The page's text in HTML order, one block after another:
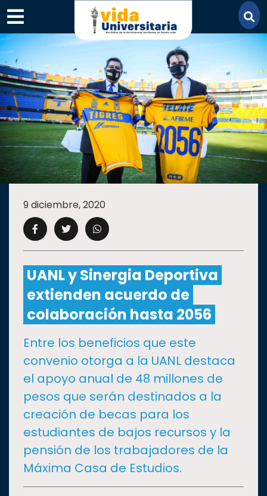
×
SECCIONES
ACADEMIA
CAMPUS UANL
CULTURA
DEPORTES
I+D+IEXPERTOS
SALUD
SUSTENTABILIDAD
9 diciembre, 2020
UANL y Sinergia Deportiva
extienden acuerdo de
colaboración hasta 2056
Entre los beneficios que este
convenio otorga a la UANL destaca
el apoyo anual de 48 millones de
pesos que serán destinados a la
creación de becas para los
estudiantes de bajos recursos y la
pensión de los trabajadores de la
Máxima Casa de Estudios.